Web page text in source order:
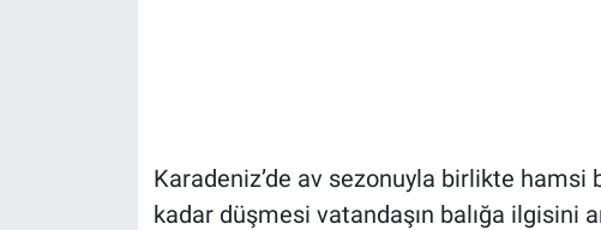
Karadeniz’de av sezonuyla birlikte hamsi
kadar düşmesi vatandaşın balığa ilgisini